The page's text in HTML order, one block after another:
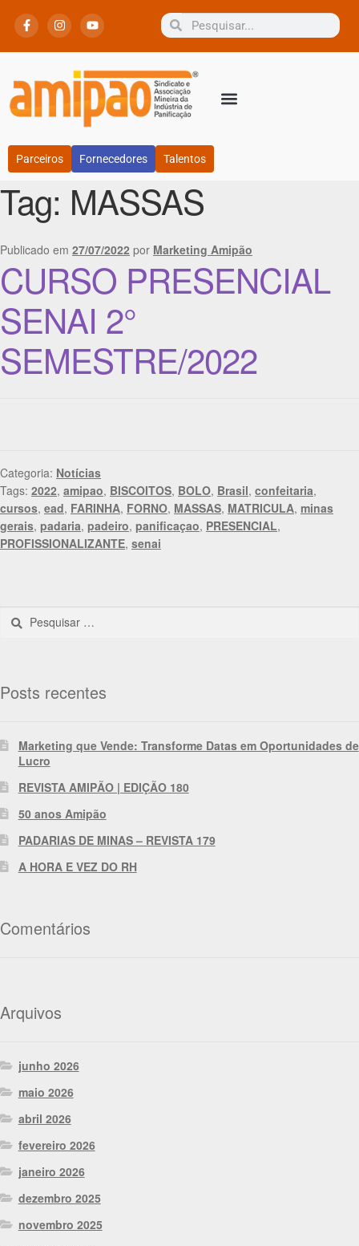
Parceiros Fornecedores Talentos
Tag: MASSAS
Publicado em 27/07/2022 por Marketing Amipão
CURSO PRESENCIAL
SENAI 2°
SEMESTRE/2022
Categoria: Notícias
Tags: 2022, amipao, BISCOITOS, BOLO, Brasil, confeitaria,
cursos, ead, FARINHA, FORNO, MASSAS, MATRICULA, minas
gerais, padaria, padeiro, panificaçao, PRESENCIAL,
PROFISSIONALIZANTE, senai
Posts recentes
Marketing que Vende: Transforme Datas em Oportunidades de
Lucro
REVISTA AMIPÃO | EDIÇÃO 180
50 anos Amipão
PADARIAS DE MINAS – REVISTA 179
A HORA E VEZ DO RH
Comentários
Arquivos
junho 2026
maio 2026
abril 2026
fevereiro 2026
janeiro 2026
dezembro 2025
novembro 2025